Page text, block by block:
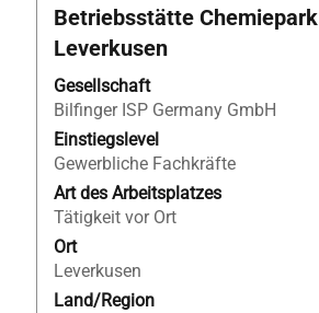
Betriebsstätte Chemiepark
Leverkusen
Gesellschaft
Bilfinger ISP Germany GmbH
Einstiegslevel
Gewerbliche Fachkräfte
Art des Arbeitsplatzes
Tätigkeit vor Ort
Ort
Leverkusen
Land/Region
Sie
die
Leertaste,
um
die
Stelleninformationen
vollständig
anzuzeigen.